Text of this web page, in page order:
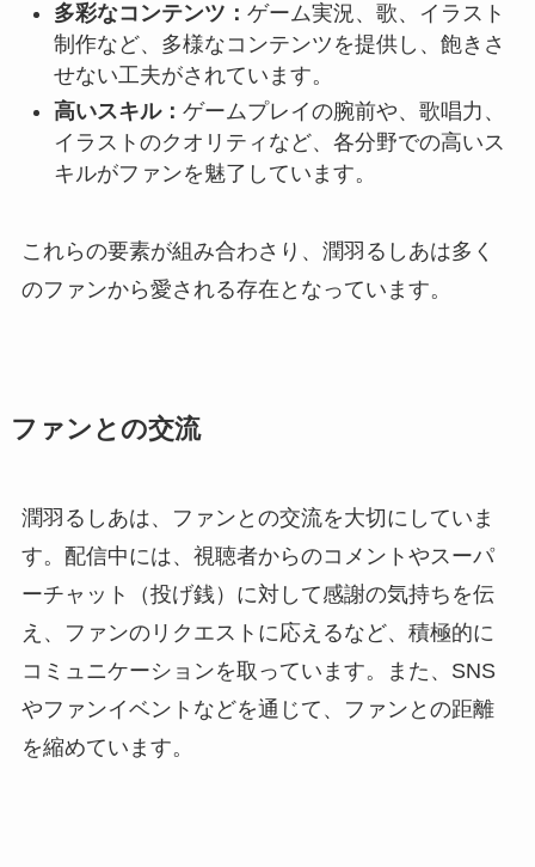
多彩なコンテンツ： ゲーム実況、歌、イラスト
制作など、多様なコンテンツを提供し、飽きさ
せない工夫がされています。
高いスキル： ゲームプレイの腕前や、歌唱力、
イラストのクオリティなど、各分野での高いス
キルがファンを魅了しています。
これらの要素が組み合わさり、潤羽るしあは多く
のファンから愛される存在となっています。
ファンとの交流
潤羽るしあは、ファンとの交流を大切にしていま
す。配信中には、視聴者からのコメントやスーパ
ーチャット（投げ銭）に対して感謝の気持ちを伝
え、ファンのリクエストに応えるなど、積極的に
コミュニケーションを取っています。また、SNS
やファンイベントなどを通じて、ファンとの距離
を縮めています。